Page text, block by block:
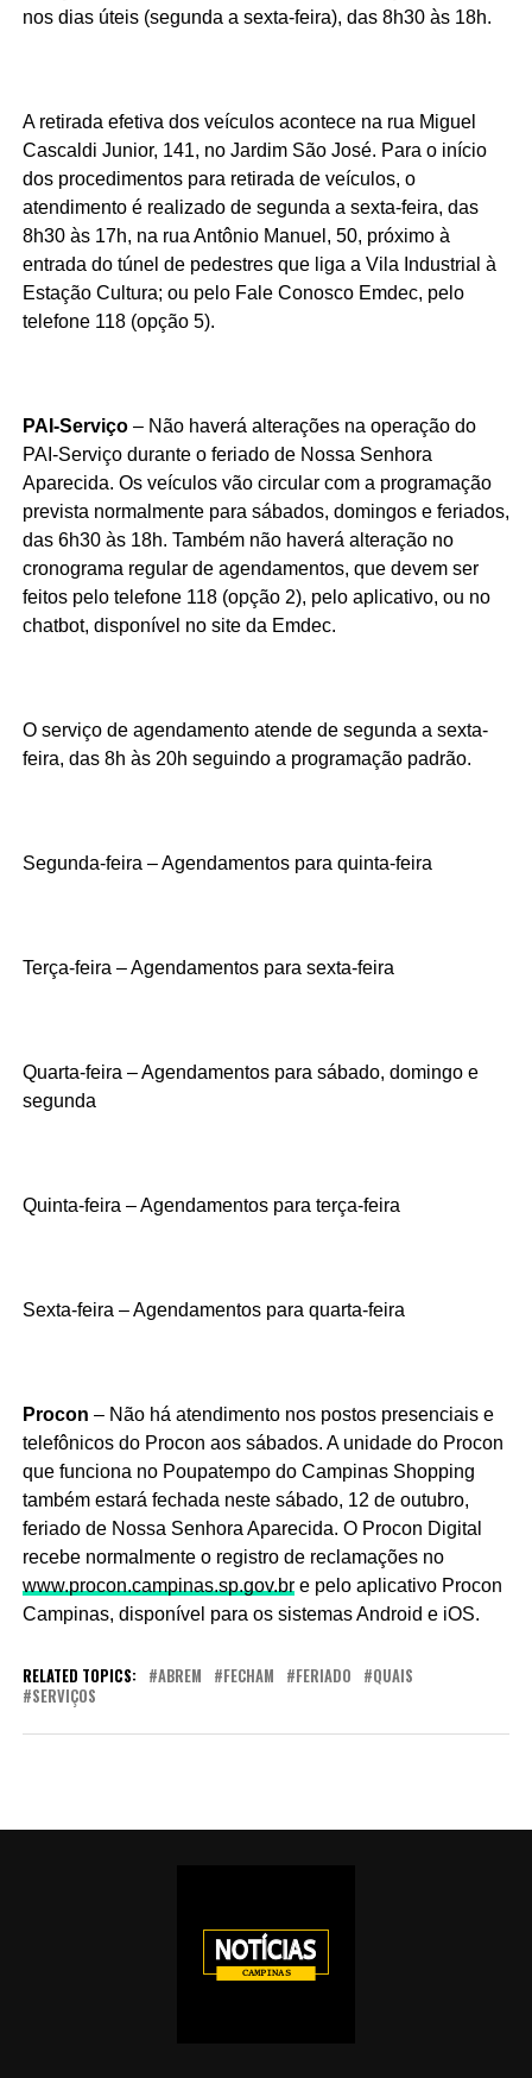
nos dias úteis (segunda a sexta-feira), das 8h30 às 18h.
A retirada efetiva dos veículos acontece na rua Miguel
Cascaldi Junior, 141, no Jardim São José. Para o início
dos procedimentos para retirada de veículos, o
atendimento é realizado de segunda a sexta-feira, das
8h30 às 17h, na rua Antônio Manuel, 50, próximo à
entrada do túnel de pedestres que liga a Vila Industrial à
Estação Cultura; ou pelo Fale Conosco Emdec, pelo
telefone 118 (opção 5).
PAI-Serviço– Não haverá alterações na operação do
PAI-Serviço durante o feriado de Nossa Senhora
Aparecida. Os veículos vão circular com a programação
prevista normalmente para sábados, domingos e feriados,
das 6h30 às 18h. Também não haverá alteração no
cronograma regular de agendamentos, que devem ser
feitos pelo telefone 118 (opção 2), pelo aplicativo, ou no
chatbot, disponível no site da Emdec.
O serviço de agendamento atende de segunda a sexta-
feira, das 8h às 20h seguindo a programação padrão.
Segunda-feira – Agendamentos para quinta-feira
Terça-feira – Agendamentos para sexta-feira
Quarta-feira – Agendamentos para sábado, domingo e
segunda
Quinta-feira – Agendamentos para terça-feira
Sexta-feira – Agendamentos para quarta-feira
Procon – Não há atendimento nos postos presenciais e
telefônicos do Procon aos sábados. A unidade do Procon
que funciona no Poupatempo do Campinas Shopping
também estará fechada neste sábado, 12 de outubro,
feriado de Nossa Senhora Aparecida. O Procon Digital
recebe normalmente o registro de reclamações no
www.procon.campinas.sp.gov.bre pelo aplicativo Procon
Campinas, disponível para os sistemas Android e iOS.
RELATED TOPICS: ABREM FECHAM FERIADO
QUAIS
SERVIÇOS